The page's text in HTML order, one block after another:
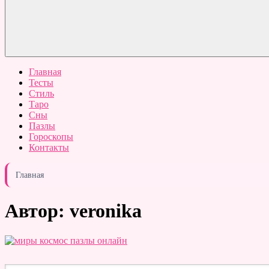
Главная
Тесты
Стиль
Таро
Сны
Пазлы
Гороскопы
Контакты
Главная
Автор: veronika